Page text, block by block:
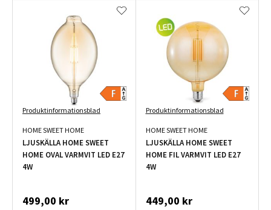
Produktinformationsblad
HOME SWEET HOME
LJUSKÄLLA HOME SWEET
HOME OVAL VARMVIT LED E27
4W
499,00 kr
Produktinformationsblad
HOME SWEET HOME
LJUSKÄLLA HOME SWEET
HOME FIL VARMVIT LED E27
4W
449,00 kr